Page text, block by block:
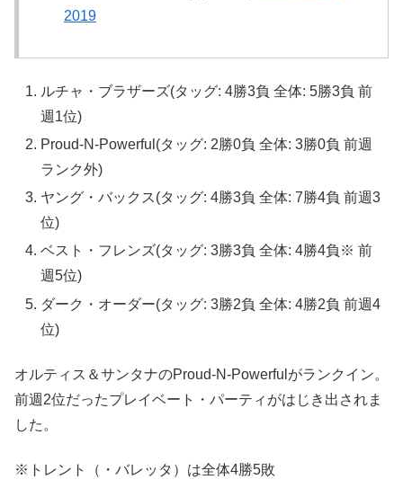
2019
ルチャ・ブラザーズ(タッグ: 4勝3負 全体: 5勝3負 前
週1位)
Proud-N-Powerful(タッグ: 2勝0負 全体: 3勝0負 前週
ランク外)
ヤング・バックス(タッグ: 4勝3負 全体: 7勝4負 前週3
位)
ベスト・フレンズ(タッグ: 3勝3負 全体: 4勝4負※ 前
週5位)
ダーク・オーダー(タッグ: 3勝2負 全体: 4勝2負 前週4
位)
オルティス＆サンタナのProud-N-Powerfulがランクイン。
前週2位だったプレイベート・パーティがはじき出されま
した。
※トレント（・バレッタ）は全体4勝5敗